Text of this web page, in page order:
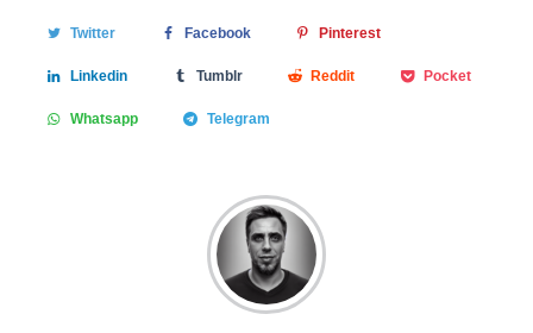
Twitter Facebook Pinterest
Linkedin Tumblr Reddit Pocket
Whatsapp Telegram